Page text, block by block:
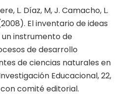
L. Díaz, M, J. Camacho, L.
El inventario de ideas
un instrumento de
de desarrollo
de ciencias naturales en
Educacional, 22,
con comité editorial.